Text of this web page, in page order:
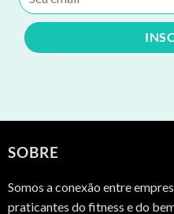
SOBRE
Somos a conexão entre
praticantes do fitness e do